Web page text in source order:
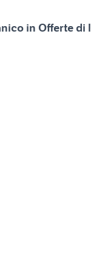
in Offerte di